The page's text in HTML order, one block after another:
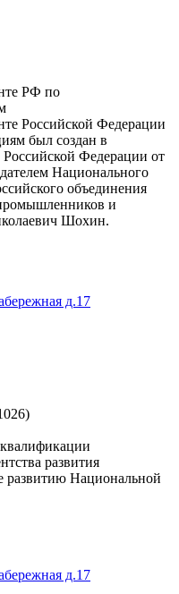
РФ по
Российской Федерации
был создан в
Российской Федерации от
Национального
объединения
и
Шохин.
д.17
развития
развитию Национальной
д.17